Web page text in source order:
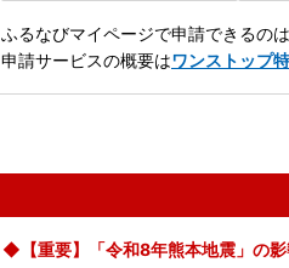
ふるなびマイページで申請できるの
申請サービスの概要はワンストップ
◆【重要】「令和8年熊本地震」の